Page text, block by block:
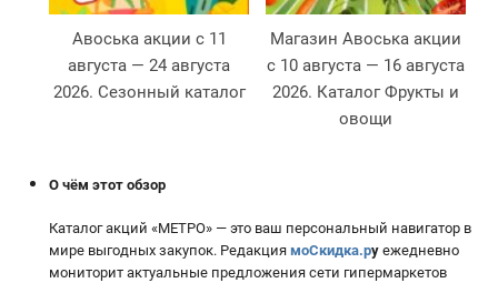
Авоська акции с 11
августа — 24 августа
2026. Сезонный каталог
Магазин Авоська акции
с 10 августа — 16 августа
2026. Каталог Фрукты и
овощи
О чём этот обзор
Каталог акций «МЕТРО» — это ваш персональный навигатор в
мире выгодных закупок. Редакция моСкидка.ру ежедневно
мониторит актуальные предложения сети гипермаркетов